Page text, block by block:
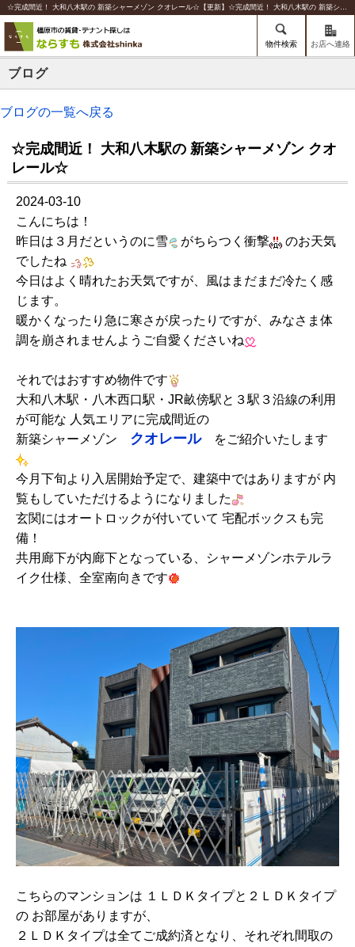
☆完成間近！ 大和八木駅の 新築シャーメゾン クオレール☆【更新】☆完成間近！ 大和八木駅の 新築シャーメゾン クオレール☆ | 橿原の賃貸のことならならすも【株式会社shinka】
物件検索 お店へ連絡
ブログ
ブログの一覧へ戻る
☆完成間近！ 大和八木駅の 新築シャーメゾン クオ
レール☆
2024-03-10
こんにちは！
昨日は３月だというのに雪
がちらつく衝撃
のお天気
でしたね
今日はよく晴れたお天気ですが、風はまだまだ冷たく感
じます。
暖かくなったり急に寒さが戻ったりですが、みなさま体
調を崩されませんようご自愛くださいね
それではおすすめ物件です
大和八木駅・八木西口駅・JR畝傍駅と３駅３沿線の利用
が可能な 人気エリアに完成間近の
新築シャーメゾン クオレールをご紹介いたします
今月下旬より入居開始予定で、建築中ではありますが 内
覧もしていただけるようになりました
玄関にはオートロックが付いていて 宅配ボックスも完
備！
共用廊下が内廊下となっている、シャーメゾンホテルラ
イク仕様、全室南向きです
こちらのマンションは １ＬＤＫタイプと２ＬＤＫタイプ
の お部屋がありますが、
２ＬＤＫタイプは全てご成約済となり、それぞれ間取の